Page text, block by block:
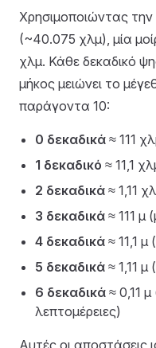
Χρησιμοποιώντας την
(~40.075 χλμ), μία
χλμ. Κάθε δεκαδικό
μήκος μειώνει το
παράγοντα 10:
0 δεκαδικά ≈ 111
1 δεκαδικό ≈ 11,1
2 δεκαδικά ≈ 1,11
3 δεκαδικά ≈ 111 μ
4 δεκαδικά ≈ 11,1 μ
5 δεκαδικά ≈ 1,11
6 δεκαδικά ≈ 0,11 μ
λεπτομέρειες)
Αυτές οι αποστάσεις